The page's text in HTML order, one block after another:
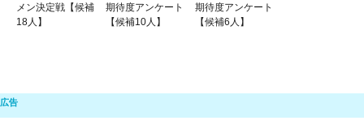
メン決定戦【候補
18人】
期待度アンケート
【候補10人】
期待度アンケート
【候補6人】